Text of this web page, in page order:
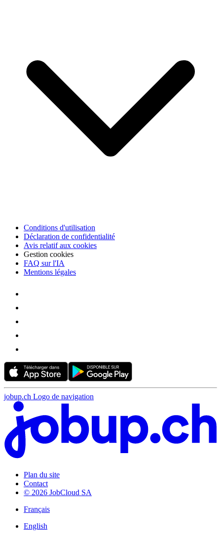
Conditions d'utilisation
Déclaration de confidentialité
Avis relatif aux cookies
Gestion cookies
FAQ sur l'IA
Mentions légales
jobup.ch Logo de navigation
Plan du site
Contact
© 2026 JobCloud SA
Français
English